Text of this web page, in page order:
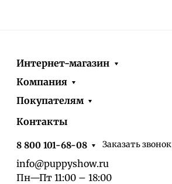
Интернет-магазин
Компания
Покупателям
Контакты
8 800 101-68-08 Заказать звонок
info@puppyshow.ru
Пн—Пт 11:00 – 18:00